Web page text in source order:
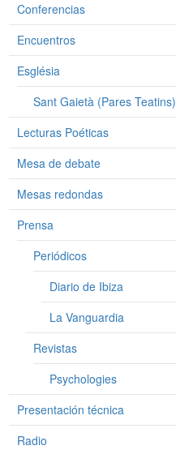
Conferencias
Encuentros
Església
Sant Gaietà (Pares Teatins)
Lecturas Poéticas
Mesa de debate
Mesas redondas
Prensa
Periódicos
Diario de Ibiza
La Vanguardia
Revistas
Psychologies
Presentación técnica
Radio